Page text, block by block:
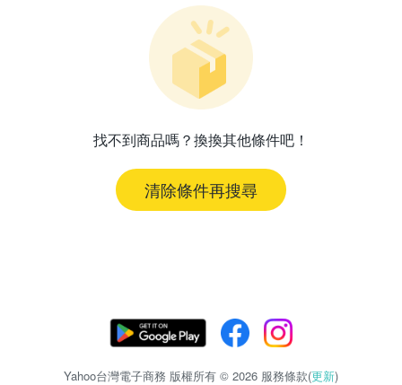
找不到商品嗎？換換其他條件吧！
清除條件再搜尋
Yahoo台灣電子商務 版權所有 © 2026 服務條款(更新)